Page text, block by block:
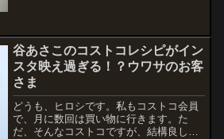
して2で...
谷あさこのコストコレシピがイン
スタ映え過ぎる！？ウワサのお客
さま
どうも、ヒロシです。私もコストコ会員
で、月に数回は買い物に行きます。た
だ、そんなコストコですが、結構良し悪